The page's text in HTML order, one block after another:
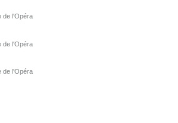
de l'Opéra
de l'Opéra
de l'Opéra